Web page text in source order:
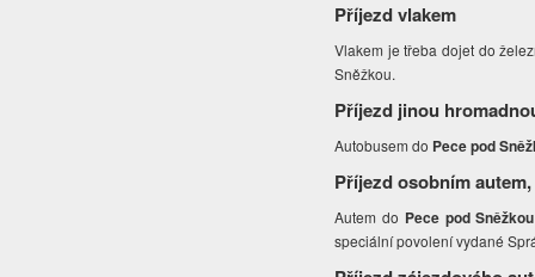
Příjezd vlakem
Vlakem je třeba dojet do
Sněžkou.
Příjezd jinou
Autobusem do Pece pod
Příjezd osobním
Autem do Pece pod Sněžkou
speciální povolení vydané